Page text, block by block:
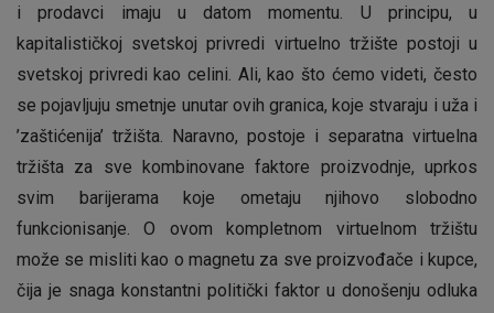
i prodavci imaju u datom momentu. U principu, u
kapitalističkoj svetskoj privredi virtuelno tržište postoji u
svetskoj privredi kao celini. Ali, kao što ćemo videti, često
se pojavljuju smetnje unutar ovih granica, koje stvaraju i uža i
’zaštićenija’ tržišta. Naravno, postoje i separatna virtuelna
tržišta za sve kombinovane faktore proizvodnje, uprkos
svim barijerama koje ometaju njihovo slobodno
funkcionisanje. O ovom kompletnom virtuelnom tržištu
može se misliti kao o magnetu za sve proizvođače i kupce,
čija je snaga konstantni politički faktor u donošenju odluka